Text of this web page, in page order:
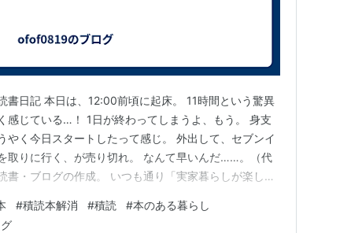
書日記 本日は、12:00前頃に起床。 11時間という驚異
感じている…！ 1日が終わってしまうよ、もう。 身支
やく今日スタートしたって感じ。 外出して、セブンイ
取りに行く、が売り切れ。 なんて早いんだ……。（代
書・ブログの作成。 いつも通り「実家暮らしが楽しい
消後に ここに読みたい本を挙げておきます。 ・「Bite!
#積読本解消 #積読 #本のある暮らし